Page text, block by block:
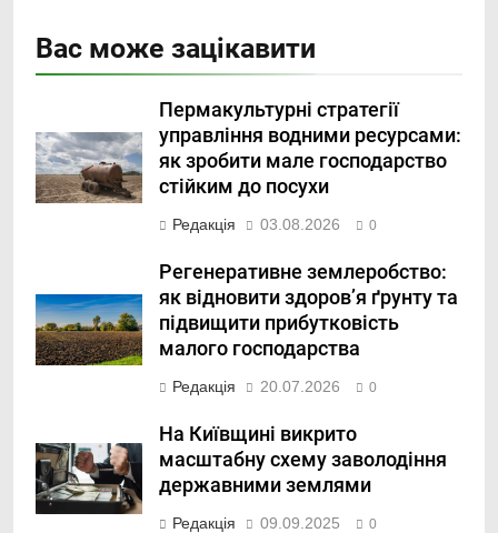
Вас може зацікавити
Пермакультурні стратегії
управління водними ресурсами:
як зробити мале господарство
стійким до посухи
Редакція 03.08.2026 0
Регенеративне землеробство:
як відновити здоров’я ґрунту та
підвищити прибутковість
малого господарства
Редакція 20.07.2026 0
На Київщині викрито
масштабну схему заволодіння
державними землями
Редакція 09.09.2025 0